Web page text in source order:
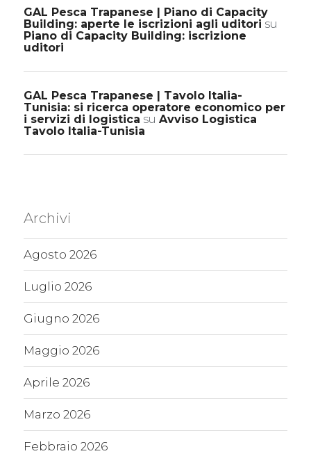
GAL Pesca Trapanese | Piano di Capacity
Building: aperte le iscrizioni agli uditori su
Piano di Capacity Building: iscrizione
uditori
GAL Pesca Trapanese | Tavolo Italia-
Tunisia: si ricerca operatore economico per
i servizi di logistica su Avviso Logistica
Tavolo Italia-Tunisia
Archivi
Agosto 2026
Luglio 2026
Giugno 2026
Maggio 2026
Aprile 2026
Marzo 2026
Febbraio 2026